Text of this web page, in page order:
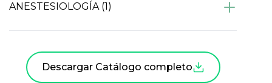
ANESTESIOLOGÍA (1)
Descargar Catálogo completo